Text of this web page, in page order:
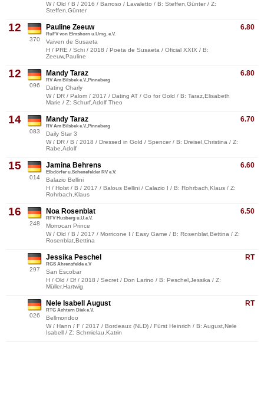
W / Old / B / 2016 / Barroso / Lavaletto / B: Steffen,Günter / Z:
Steffen,Günter
12
370
6.80
Pauline Zeeuw
RuFV von Elmshorn u.Umg. e.V.
Vaiven de Susaeta
H / PRE / Schi / 2018 / Poeta de Susaeta / Oficial XXIX / B:
Zeeuw,Pauline
12
096
6.80
Mandy Taraz
RV Am Bilsbek e.V.,Pinneberg
Dating Charly
W / DR / Palom / 2017 / Dating AT / Go for Gold / B: Taraz,Elisabeth
Marie / Z: Schurf,Adolf Theo
14
083
6.70
Mandy Taraz
RV Am Bilsbek e.V.,Pinneberg
Daily Star 3
W / DR / B / 2018 / Dressed in Gold / Spencer / B: Dreisel,Christina / Z:
Rabe,Adolf
15
014
6.60
Jamina Behrens
Elbdörfer u.Schenefelder RV e.V.
Balazio Bellini
H / Holst / B / 2017 / Balous Bellini / Calazio I / B: Rohrbach,Klaus / Z:
Rohrbach,Klaus
16
248
6.50
Noa Rosenblat
RFV Husberg u.U.e.V.
Morrocan Prince
W / Old / B / 2017 / Morricone I / Easy Game / B: Rosenblat,Bettina / Z:
Rosenblat,Bettina
297
RT
Jessika Peschel
RGS Ahrensfelde e.V
San Escobar
H / Old / Df / 2018 / Secret / Don Larino / B: Peschel,Jessika / Z:
Müller,Hartwig
026
RT
Nele Isabell August
RTG Achtern Diek e.V.
Bellmondoo
W / Hann / F / 2017 / Bordeaux (NLD) / Fürst Heinrich / B: August,Nele
Isabell / Z: Schmielau,Katrin